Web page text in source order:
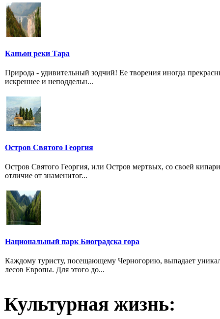
Каньон реки Тара
Природа - удивительный зодчий! Ее творения иногда
искреннее и неподдельн...
Остров Святого Георгия
Остров Святого Георгия, или Остров мертвых, со своей
отличие от знаменитог...
Национальный парк Биоградска гора
Каждому туристу, посещающему Черногорию, выпадает
лесов Европы. Для этого до...
Культурная жизнь: